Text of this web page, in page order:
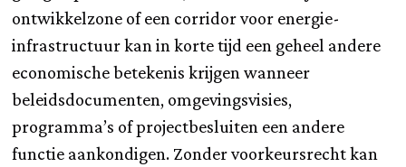
ontwikkelzone of een corridor voor energie-
infrastructuur kan in korte tijd een geheel andere
economische betekenis krijgen wanneer
beleidsdocumenten, omgevingsvisies,
programma’s of projectbesluiten een andere
functie aankondigen. Zonder voorkeursrecht kan